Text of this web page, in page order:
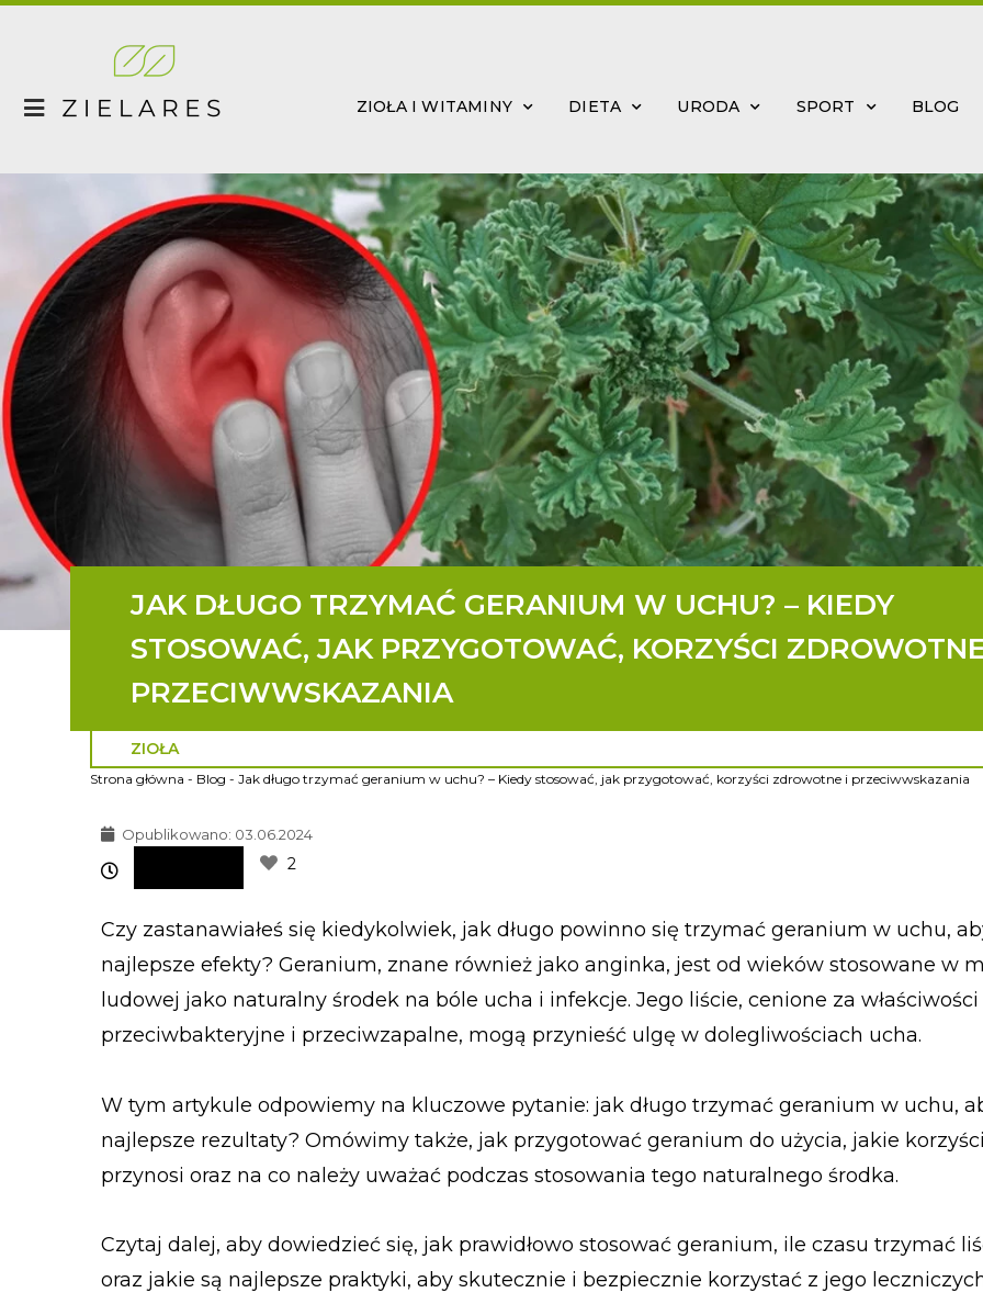
ZIOŁA I WITAMINY DIETA URODA SPORT BLOG
JAK DŁUGO TRZYMAĆ GERANIUM W UCHU? – KIEDY
STOSOWAĆ, JAK PRZYGOTOWAĆ, KORZYŚCI
PRZECIWWSKAZANIA
ZIOŁA
Strona główna - Blog - Jak długo trzymać geranium w uchu? – Kiedy stosować, jak przygotować, korzyści zdrowotne i przeciwwskazania
Opublikowano: 03.06.2024
2
Czy zastanawiałeś się kiedykolwiek, jak długo powinno się trzymać geranium w uchu,
najlepsze efekty? Geranium, znane również jako anginka, jest od wieków stosowane w
ludowej jako naturalny środek na bóle ucha i infekcje. Jego liście, cenione za właściwości
przeciwbakteryjne i przeciwzapalne, mogą przynieść ulgę w dolegliwościach ucha.
W tym artykule odpowiemy na kluczowe pytanie: jak długo trzymać geranium w uchu,
najlepsze rezultaty? Omówimy także, jak przygotować geranium do użycia, jakie
przynosi oraz na co należy uważać podczas stosowania tego naturalnego środka.
Czytaj dalej, aby dowiedzieć się, jak prawidłowo stosować geranium, ile czasu trzymać
oraz jakie są najlepsze praktyki, aby skutecznie i bezpiecznie korzystać z jego